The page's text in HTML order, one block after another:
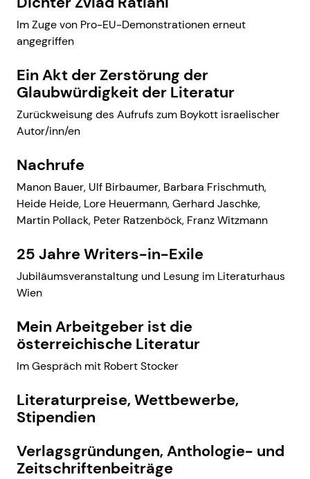
Im Zuge von Pro-EU-Demonstrationen erneut
angegriffen
Ein Akt der Zerstörung der
Glaubwürdigkeit der Literatur
Zurückweisung des Aufrufs zum Boykott israelischer
Autor/inn/en
Nachrufe
Manon Bauer, Ulf Birbaumer, Barbara Frischmuth,
Heide Heide, Lore Heuermann, Gerhard Jaschke,
Martin Pollack, Peter Ratzenböck, Franz Witzmann
25 Jahre Writers-in-Exile
Jubiläumsveranstaltung und Lesung im Literaturhaus
Wien
Mein Arbeitgeber ist die
österreichische Literatur
Im Gespräch mit Robert Stocker
Literaturpreise, Wettbewerbe,
Stipendien
Verlagsgründungen, Anthologie- und
Zeitschriftenbeiträge